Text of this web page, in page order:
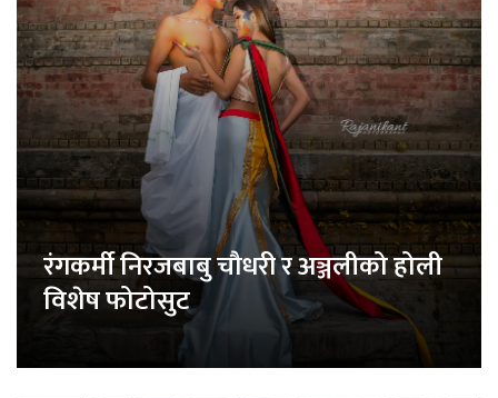
रंगकर्मी निरजबाबु चौधरी र अञ्जलीको होली
विशेष फोटोसुट